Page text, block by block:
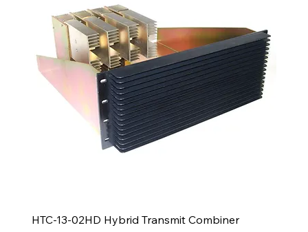
HTC-13-02HD Hybrid Transmit Combiner